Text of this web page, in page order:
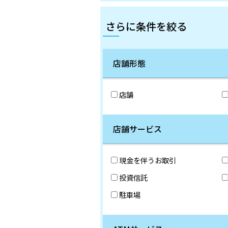
さらに条件を絞る
店舗形態
店舗
店舗サービス
現金を伴うお取引
投資信託
駐車場